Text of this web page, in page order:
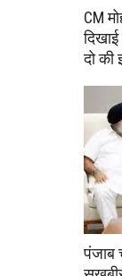
CM
दो की
पंजाब